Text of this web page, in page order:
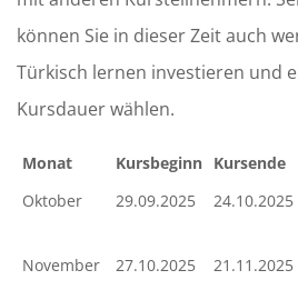
können Sie in dieser Zeit auch
Türkisch lernen investieren und
Kursdauer wählen.
Monat Kursbeginn Kursende
Oktober
29.09.2025 24.10.2025
November
27.10.2025 21.11.2025